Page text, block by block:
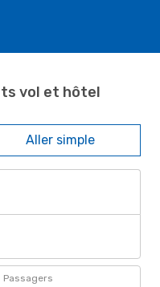
vol et hôtel
Aller simple
Passagers